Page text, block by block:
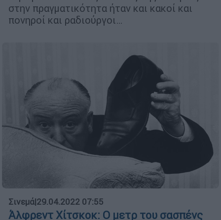
στην πραγματικότητα ήταν και κακοί και
πονηροί και ραδιούργοι…
Σινεμά|29.04.2022 07:55
Άλφρεντ Χίτσκοκ: Ο μετρ του σασπένς